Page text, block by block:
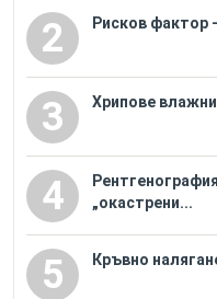
2 Рисков
3 Хрипове
4
„окастрени...
5 Кръвно